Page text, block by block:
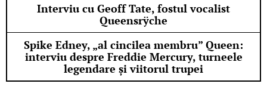
Interviu cu Geoff Tate, fostul vocalist
Queensrÿche
Spike Edney, „al cincilea membru” Queen:
interviu despre Freddie Mercury, turneele
legendare și viitorul trupei